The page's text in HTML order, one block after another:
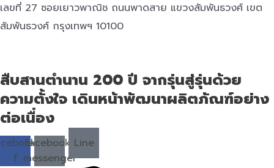
เลขที่ 27 ซอยเยาวพาณิช ถนนพาดสาย แขวงสัมพันธวงศ์ เขต
สัมพันธวงศ์ กรุงเทพฯ 10100
สืบสานตำนาน 200 ปี จากรุ่นสู่รุ่นด้วย
ความตั้งใจ เดินหน้าพัฒนาผลิตภัณฑ์อย่าง
ต่อเนื่อง
f
Facebook-
messenger
Line